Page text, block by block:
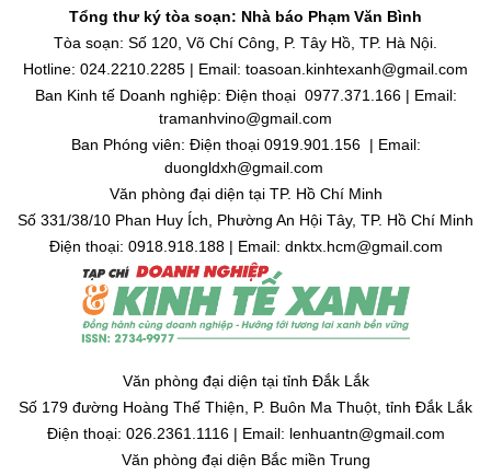
Tổng thư ký tòa soạn: Nhà báo Phạm Văn Bình
Tòa soạn: Số 120, Võ Chí Công, P. Tây Hồ, TP. Hà Nội.
Hotline: 024.2210.2285 | Email: toasoan.kinhtexanh@gmail.com
Ban Kinh tế Doanh nghiệp: Điện thoại 0977.371.166 | Email:
tramanhvino@gmail.com
Ban Phóng viên: Điện thoại 0919.901.156 | Email:
duongldxh@gmail.com
Văn phòng đại diện tại TP. Hồ Chí Minh
Số 331/38/10 Phan Huy Ích, Phường An Hội Tây, TP. Hồ Chí Minh
Điện thoại: 0918.918.188 | Email: dnktx.hcm@gmail.com
Văn phòng đại diện tại tỉnh Đắk Lắk
Số 179 đường Hoàng Thế Thiện, P. Buôn Ma Thuột, tỉnh Đắk Lắk
Điện thoại: 026.2361.1116 | Email: lenhuantn@gmail.com
Văn phòng đại diện Bắc miền Trung